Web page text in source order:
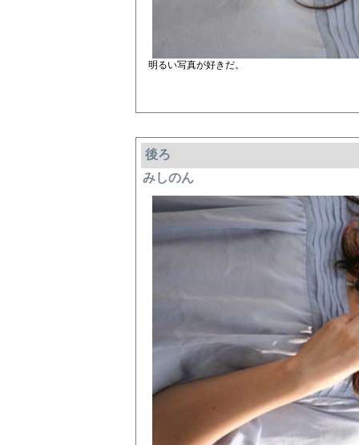
明るい写真が好きだ。
後ろ
みしのん